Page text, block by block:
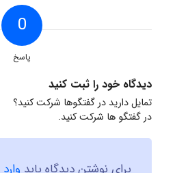
0
پاسخ
دیدگاه خود را ثبت کنید
تمایل دارید در گفتگوها شرکت کنید؟
در گفتگو ها شرکت کنید.